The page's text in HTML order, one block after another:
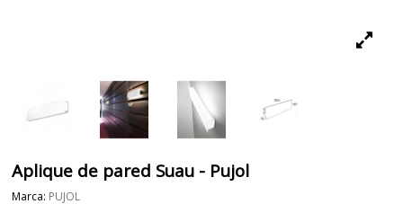
Aplique de pared Suau - Pujol
Marca: PUJOL